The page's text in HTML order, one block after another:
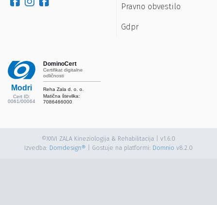
Pravno obvestilo
Gdpr
Modri
Cert ID:
0061/00064
DominoCert
Certifikat digitalne
odličnosti
Reha Zala d. o. o.
Matična številka:
7086466000
©XXVI ZALA Kineziologija & Rehabilitacija | v1.6.0
Izvedba: Domdesign® | Gostuje na platformi: Domnio v8.2.0